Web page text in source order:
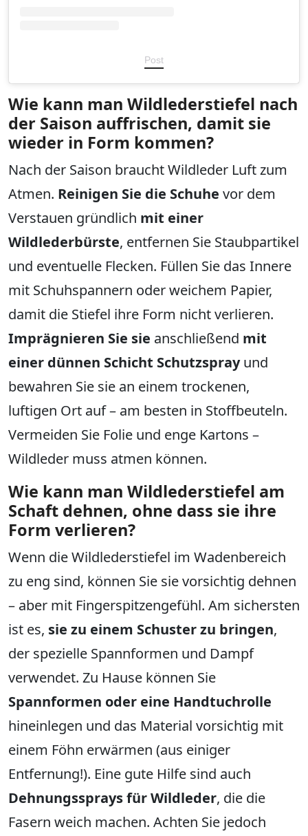
Post
Wie kann man Wildlederstiefel nach
der Saison auffrischen, damit sie
wieder in Form kommen?
Nach der Saison braucht Wildleder Luft zum
Atmen. Reinigen Sie die Schuhe vor dem
Verstauen gründlich mit einer
Wildlederbürste, entfernen Sie Staubpartikel
und eventuelle Flecken. Füllen Sie das Innere
mit Schuhspannern oder weichem Papier,
damit die Stiefel ihre Form nicht verlieren.
Imprägnieren Sie sie anschließend mit
einer dünnen Schicht Schutzsprayund
bewahren Sie sie an einem trockenen,
luftigen Ort auf – am besten in Stoffbeuteln.
Vermeiden Sie Folie und enge Kartons –
Wildleder muss atmen können.
Wie kann man Wildlederstiefel am
Schaft dehnen, ohne dass sie ihre
Form verlieren?
Wenn die Wildlederstiefel im Wadenbereich
zu eng sind, können Sie sie vorsichtig dehnen
– aber mit Fingerspitzengefühl. Am sichersten
ist es, sie zu einem Schuster zu bringen,
der spezielle Spannformen und Dampf
verwendet. Zu Hause können Sie
Spannformen oder eine Handtuchrolle
hineinlegen und das Material vorsichtig mit
einem Föhn erwärmen (aus einiger
Entfernung!). Eine gute Hilfe sind auch
Dehnungssprays für Wildleder, die die
Fasern weich machen. Achten Sie jedoch